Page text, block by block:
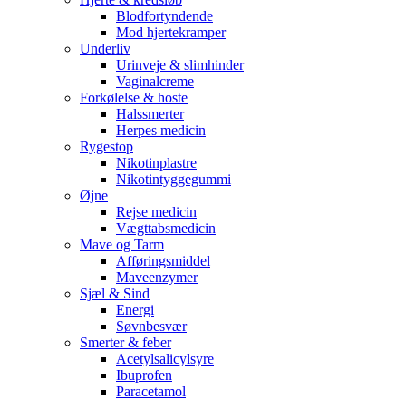
Blodfortyndende
Mod hjertekramper
Underliv
Urinveje & slimhinder
Vaginalcreme
Forkølelse & hoste
Halssmerter
Herpes medicin
Rygestop
Nikotinplastre
Nikotintyggegummi
Øjne
Rejse medicin
Vægttabsmedicin
Mave og Tarm
Afføringsmiddel
Maveenzymer
Sjæl & Sind
Energi
Søvnbesvær
Smerter & feber
Acetylsalicylsyre
Ibuprofen
Paracetamol